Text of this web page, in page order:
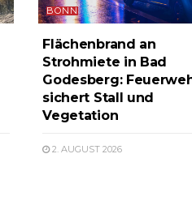
BONN
Flächenbrand an
Strohmiete in Bad
Godesberg:
sichert Stall und
Vegetation
2. AUGUST 2026